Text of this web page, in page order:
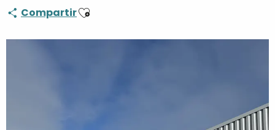
CompartirAjouter aux favoris